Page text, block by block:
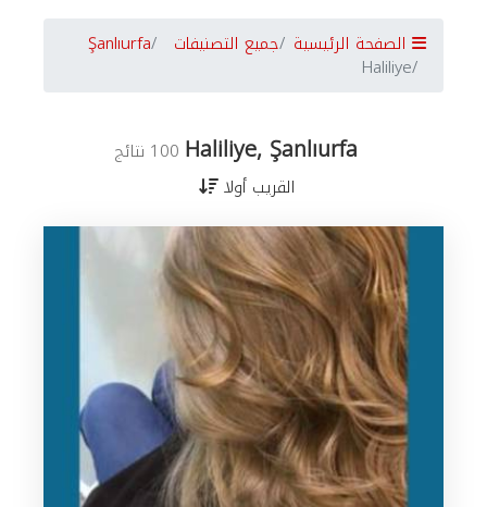
الصفحة الرئيسية جميع التصنيفات Şanlıurfa
Haliliye
Haliliye, Şanlıurfa 100 نتائج
القريب أولا